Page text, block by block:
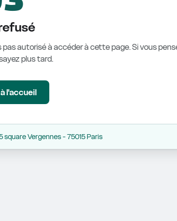
pas autorisé à accéder à cette page. Si vous
plus tard.
l'accueil
square Vergennes - 75015 Paris